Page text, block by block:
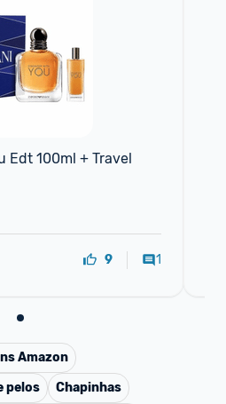
Edt 100ml + Travel
9 1
Amazon
pelos
Chapinhas